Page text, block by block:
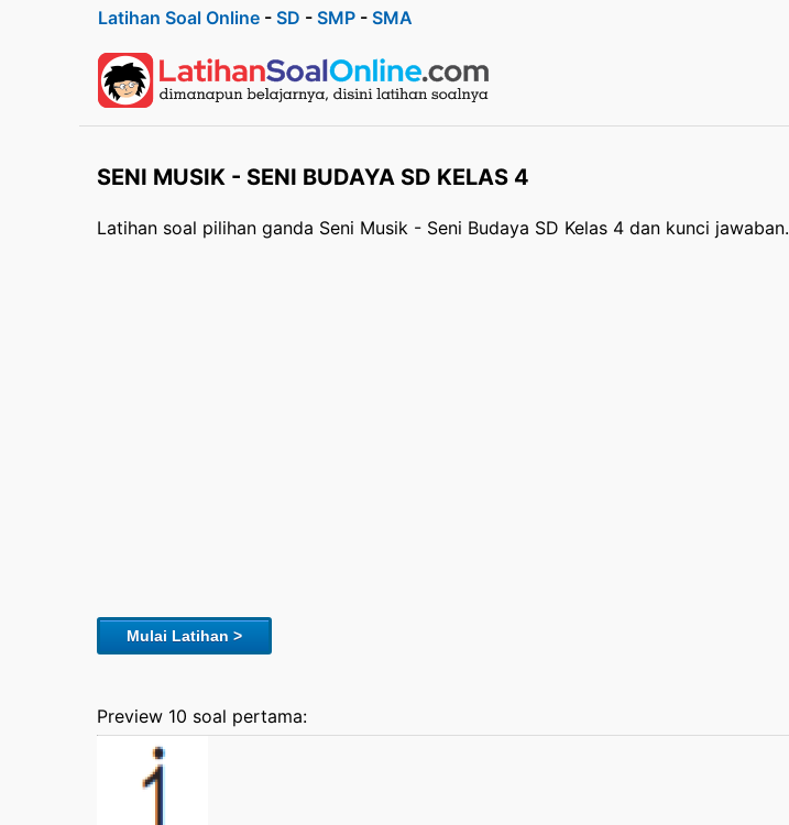
Latihan Soal Online- SD - SMP- SMA
SENI MUSIK - SENI BUDAYA SD KELAS 4
Latihan soal pilihan ganda Seni Musik - Seni Budaya SD Kelas 4 dan kunci jawaban.
Mulai Latihan >
Preview 10 soal pertama: